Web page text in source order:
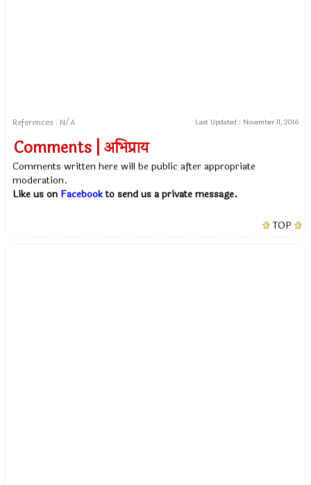
References : N/A Last Updated : November 11, 2016
Comments | अभिप्राय
Comments written here will be public after appropriate
moderation.
Like us on Facebookto send us a private message.
TOP